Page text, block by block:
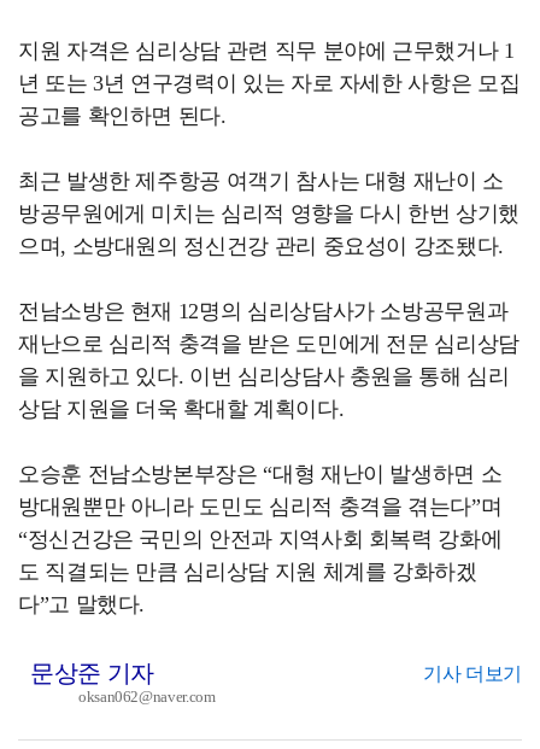
지원 자격은 심리상담 관련 직무 분야에 근무했거나 1
년 또는 3년 연구경력이 있는 자로 자세한 사항은 모집
공고를 확인하면 된다.
최근 발생한 제주항공 여객기 참사는 대형 재난이 소
방공무원에게 미치는 심리적 영향을 다시 한번 상기했
으며, 소방대원의 정신건강 관리 중요성이 강조됐다.
전남소방은 현재 12명의 심리상담사가 소방공무원과
재난으로 심리적 충격을 받은 도민에게 전문 심리상담
을 지원하고 있다. 이번 심리상담사 충원을 통해 심리
상담 지원을 더욱 확대할 계획이다.
오승훈 전남소방본부장은 “대형 재난이 발생하면 소
방대원뿐만 아니라 도민도 심리적 충격을 겪는다”며
“정신건강은 국민의 안전과 지역사회 회복력 강화에
도 직결되는 만큼 심리상담 지원 체계를 강화하겠
다”고 말했다.
문상준 기자 기사 더보기
oksan062@naver.com